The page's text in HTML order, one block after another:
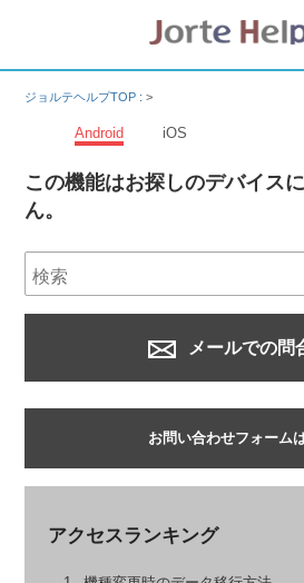
ジョルテヘルプTOP :>
Android iOS
この機能はお探しのデバイス
ん。
メールでの問
お問い合わせフォーム
アクセスランキング